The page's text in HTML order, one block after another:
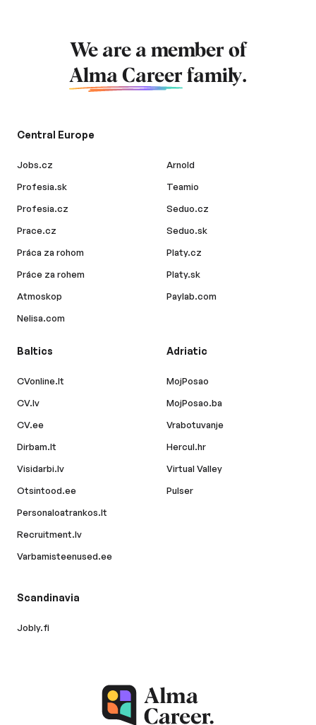
We are a member of
Alma Career family.
Central Europe
Jobs.cz
Profesia.sk
Profesia.cz
Prace.cz
Práca za rohom
Práce za rohem
Atmoskop
Nelisa.com
Arnold
Teamio
Seduo.cz
Seduo.sk
Platy.cz
Platy.sk
Paylab.com
Baltics
CVonline.lt
CV.lv
CV.ee
Dirbam.lt
Visidarbi.lv
Otsintood.ee
Personaloatrankos.lt
Recruitment.lv
Varbamisteenused.ee
Adriatic
MojPosao
MojPosao.ba
Vrabotuvanje
Hercul.hr
Virtual Valley
Pulser
Scandinavia
Jobly.fi